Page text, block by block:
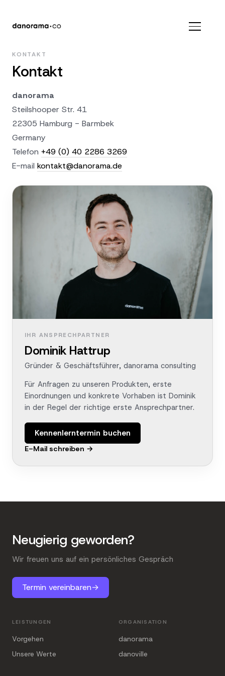
KONTAKT
Kontakt
danorama
Steilshooper Str. 41
22305 Hamburg - Barmbek
Germany
Telefon +49 (0) 40 2286 3269
E-mail kontakt@danorama.de
IHR ANSPRECHPARTNER
Dominik Hattrup
Gründer & Geschäftsführer, danorama consulting
Für Anfragen zu unseren Produkten, erste
Einordnungen und konkrete Vorhaben ist Dominik
in der Regel der richtige erste Ansprechpartner.
Kennenlerntermin buchen
E-Mail schreiben →
Neugierig geworden?
Wir freuen uns auf ein persönliches Gespräch
Termin vereinbaren→
LEISTUNGEN
Vorgehen
Unsere Werte
ORGANISATION
danorama
danoville